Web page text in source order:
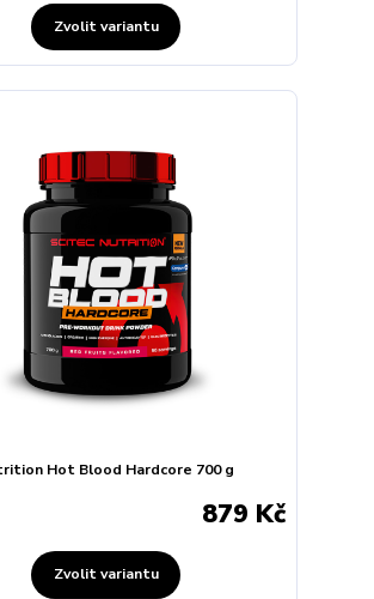
Zvolit variantu
Hot Blood Hardcore 700 g
879 Kč
Zvolit variantu